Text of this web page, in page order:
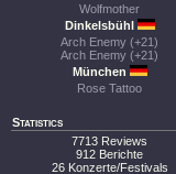
Wolfmother
Dinkelsbühl
Arch Enemy (+21)
Arch Enemy (+21)
München
Rose Tattoo
Statistics
7713 Reviews
912 Berichte
26 Konzerte/Festivals